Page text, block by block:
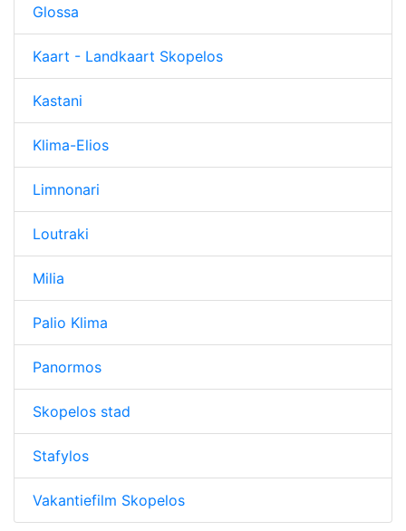
Glossa
Kaart - Landkaart Skopelos
Kastani
Klima-Elios
Limnonari
Loutraki
Milia
Palio Klima
Panormos
Skopelos stad
Stafylos
Vakantiefilm Skopelos